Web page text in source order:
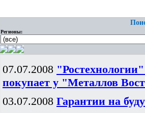
Регионы:
07.07.2008
покупает у "Металлов
03.07.2008 Гарантии на